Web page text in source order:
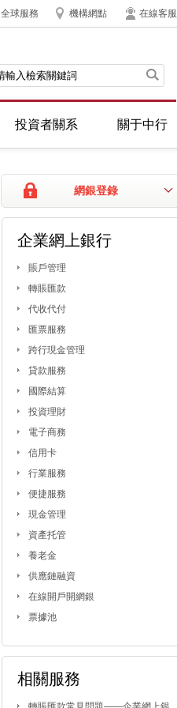
全球服務 機構網點 在線客服
投資者關系 關于中行
網銀登錄
企業網上銀行
賬戶管理
轉賬匯款
代收代付
匯票服務
跨行現金管理
貸款服務
國際結算
投資理財
電子商務
信用卡
行業服務
便捷服務
現金管理
資產托管
養老金
供應鏈融資
在線開戶開網銀
票據池
相關服務